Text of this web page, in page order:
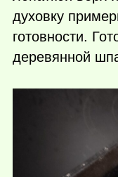
духовку
готовности.
деревянной